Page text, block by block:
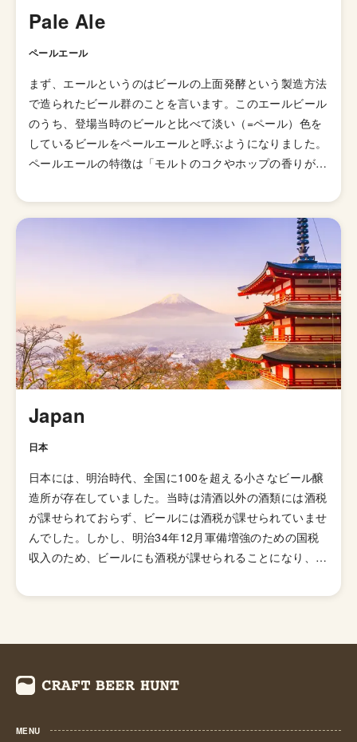
Pale Ale
ペールエール
まず、エールというのはビールの上面発酵という製造方法
で造られたビール群のことを言います。このエールビール
のうち、登場当時のビールと比べて淡い（=ペール）色を
しているビールをペールエールと呼ぶようになりました。
ペールエールの特徴は「モルトのコクやホップの香りが豊
が山ほどあるのでこれと言った型として説明しずらいスタ
イルになっています。 発祥はイギリスですが、柑橘様の
ホップの香りが華やかに感じられる「アメリカン・ペール
エール」が発明されてたのきっかけに世界中に広がりまし
た。あまりとりあげられないですが、「イングリッシュ・
ペールエール」と呼ばれる群も存在していて、品評会でも
別のスタイルで扱われています。起源はイングランドの田
園地帯で醸造されていたアンバー色のオクトーバービール
とされています。 日本のクラフトビールの代表格「よな
よなエール」がこのペールエールで、苦味も比較的控えめ
ビールビギナーにオススメのスタイルと言えます。
Japan
日本
日本には、明治時代、全国に100を超える小さなビール醸
造所が存在していました。当時は清酒以外の酒類には酒税
が課せられておらず、ビールには酒税が課せられていませ
んでした。しかし、明治34年12月軍備増強のための国税
収入のため、ビールにも酒税が課せられることになり、資
を消していきました。これによりビール作りは戦後しばら
の年間2,000キロリッターから60キロリッターに引き下げ
られたことで転機がおとずれます。これにより、再び小規
が誕生する流れができました。ちなみ、地ビール製造免許
MENU